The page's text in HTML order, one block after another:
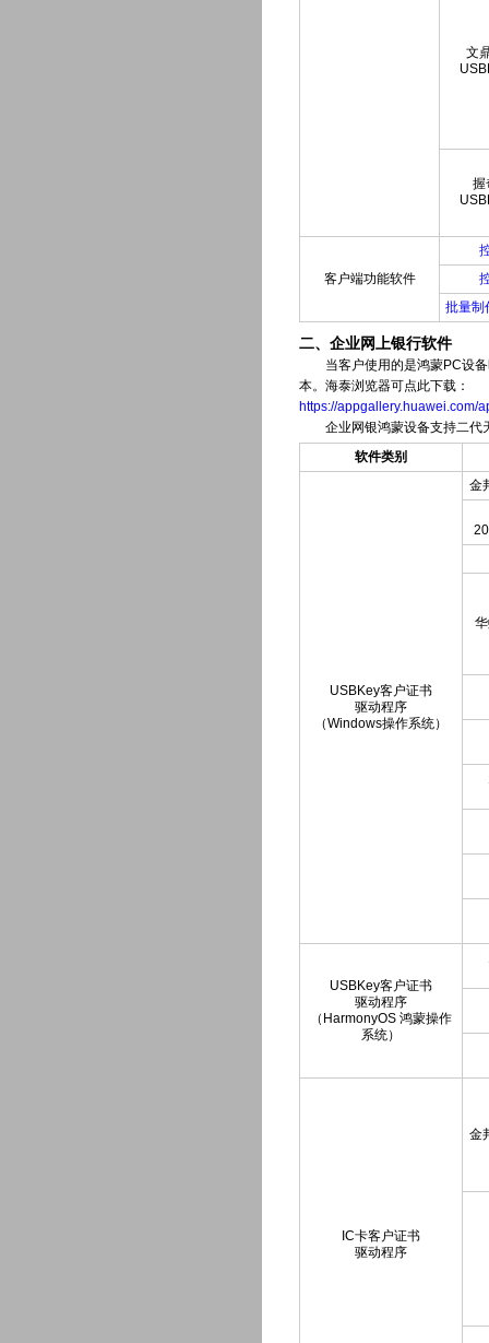
文
握
客户端功能软件
批量制
二、企业网上银行软件
当客户使用的是鸿蒙PC设备
本。海泰浏览器可点此下载：
https://appgallery.huawei.com/
企业网银鸿蒙设备支持二代天
软件类别
USBKey客户证书
驱动程序
（Windows操作系统）
金
USBKey客户证书
驱动程序
（HarmonyOS 鸿蒙操作
系统）
IC卡客户证书
驱动程序
金